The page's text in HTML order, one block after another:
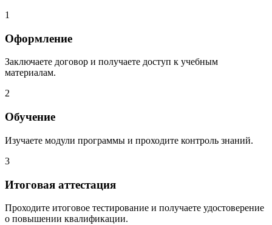
1
Оформление
Заключаете договор и получаете доступ к учебным
материалам.
2
Обучение
Изучаете модули программы и проходите контроль знаний.
3
Итоговая аттестация
Проходите итоговое тестирование и получаете удостоверение
о повышении квалификации.